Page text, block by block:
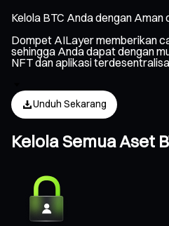
Kelola BTC Anda dengan
Dompet AILayer memberikan
sehingga Anda dapat dengan
NFT dan aplikasi
Unduh Sekarang
Kelola Semua Aset